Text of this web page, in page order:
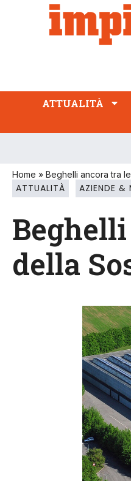
ATTUALITÀ
PROFESSIONE
ATTUALITÀ
Home » Beghelli ancora tra
ATTUALITÀ AZIENDE &
della